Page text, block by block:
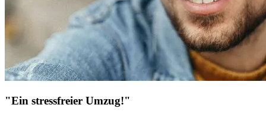
"Ein stressfreier Umzug!"